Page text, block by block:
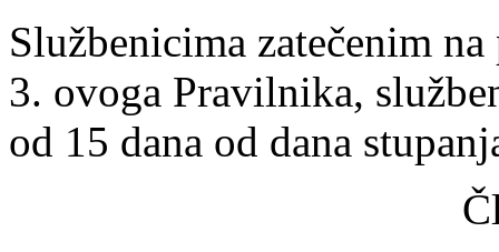
Službenicima zatečenim
3. ovoga Pravilnika,
od 15 dana od dana